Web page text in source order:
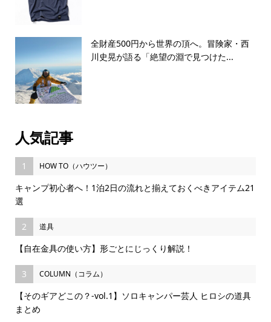
全財産500円から世界の頂へ。冒険家・西
川史晃が語る「絶望の淵で見つけた...
人気記事
1 HOW TO（ハウツー）
キャンプ初心者へ！1泊2日の流れと揃えておくべきアイテム21
選
2 道具
【自在金具の使い方】形ごとにじっくり解説！
3 COLUMN（コラム）
【そのギアどこの？-vol.1】ソロキャンパー芸人 ヒロシの道具
まとめ